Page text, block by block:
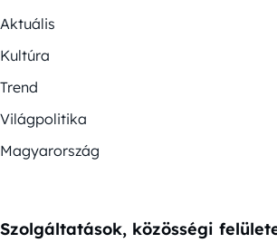
Aktuális
Kultúra
Trend
Világpolitika
Magyarország
Szolgáltatások, közösségi